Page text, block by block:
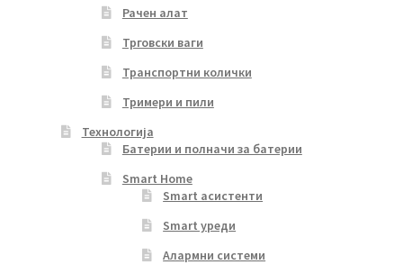
Рачен алат
Трговски ваги
Транспортни колички
Тримери и пили
Технологија
Батерии и полначи за батерии
Smart Home
Smart асистенти
Smart уреди
Алармни системи